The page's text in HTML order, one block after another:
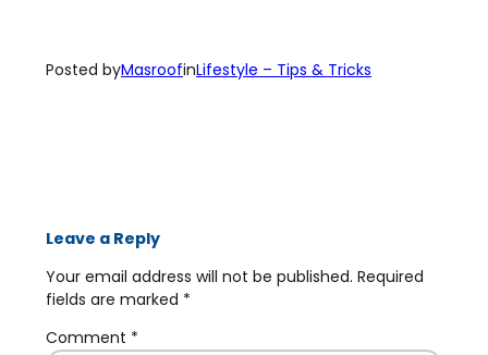
Posted byMasroofinLifestyle – Tips & Tricks
Leave a Reply
Your email address will not be published. Required
fields are marked *
Comment *